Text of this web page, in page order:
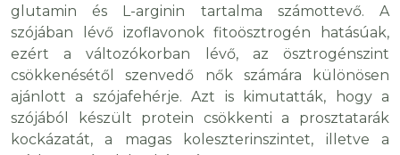
glutamin és L-arginin tartalma számottevő. A
szójában lévő izoflavonok fitoösztrogén hatásúak,
ezért a változókorban lévő, az ösztrogénszint
csökkenésétől szenvedő nők számára különösen
ajánlott a szójafehérje. Azt is kimutatták, hogy a
szójából készült protein csökkenti a prosztatarák
kockázatát, a magas koleszterinszintet, illetve a